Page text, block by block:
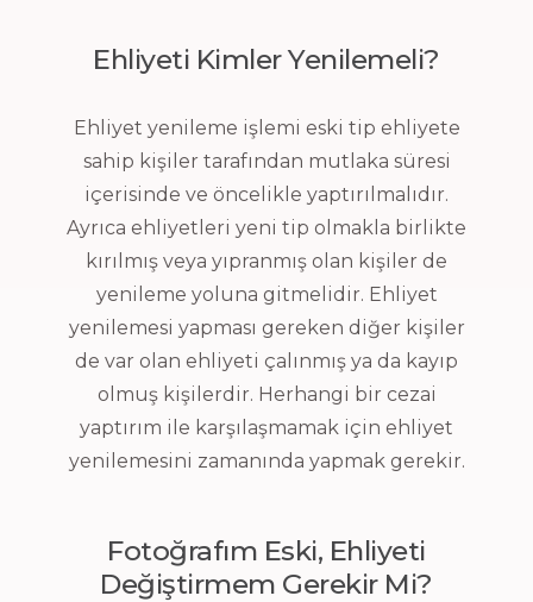
Ehliyeti Kimler Yenilemeli?
Ehliyet yenileme işlemi eski tip ehliyete
sahip kişiler tarafından mutlaka süresi
içerisinde ve öncelikle yaptırılmalıdır.
Ayrıca ehliyetleri yeni tip olmakla birlikte
kırılmış veya yıpranmış olan kişiler de
yenileme yoluna gitmelidir. Ehliyet
yenilemesi yapması gereken diğer kişiler
de var olan ehliyeti çalınmış ya da kayıp
olmuş kişilerdir. Herhangi bir cezai
yaptırım ile karşılaşmamak için ehliyet
yenilemesini zamanında yapmak gerekir.
Fotoğrafım Eski, Ehliyeti
Değiştirmem Gerekir Mi?